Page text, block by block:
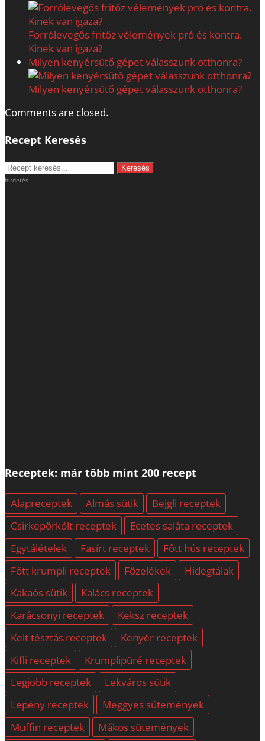
Forrólevegős fritőz vélemények pró és kontra.
Kinek van igaza?
Milyen kenyérsütő gépet válasszunk otthonra?
Milyen kenyérsütő gépet válasszunk otthonra?
Comments are closed.
Recept Keresés
hirdetés
Receptek: már több mint 200 recept
Alapreceptek Almás sütik
Bejgli receptek
Csirkepörkölt receptek
Ecetes saláta receptek
Egytálételek
Fasírt receptek
Főtt hús receptek
Főtt krumpli receptek
Főzelékek
Hidegtálak
Kakaós sütik
Kalács receptek
Karácsonyi receptek
Keksz receptek
Kelt tésztás receptek
Kenyér receptek
Kifli receptek
Krumplipüré receptek
Legjobb receptek
Lekváros sütik
Lepény receptek
Meggyes sütemények
Muffin receptek
Mákos sütemények